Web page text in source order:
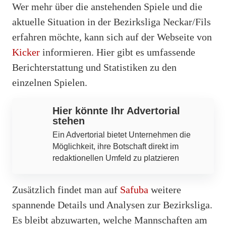
Wer mehr über die anstehenden Spiele und die
aktuelle Situation in der Bezirksliga Neckar/Fils
erfahren möchte, kann sich auf der Webseite von
Kicker informieren. Hier gibt es umfassende
Berichterstattung und Statistiken zu den
einzelnen Spielen.
Hier könnte Ihr Advertorial
stehen
Ein Advertorial bietet Unternehmen die
Möglichkeit, ihre Botschaft direkt im
redaktionellen Umfeld zu platzieren
Zusätzlich findet man auf Safuba weitere
spannende Details und Analysen zur Bezirksliga.
Es bleibt abzuwarten, welche Mannschaften am